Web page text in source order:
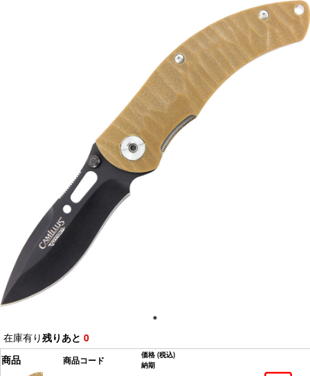
在庫有り残りあと 0
商品
商品コード 価格 (税込)
納期